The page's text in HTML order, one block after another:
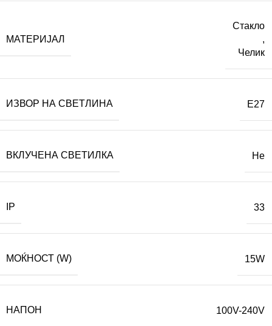
МАТЕРИЈАЛ
Стакло
,
Челик
ИЗВОР НА СВЕТЛИНА E27
ВКЛУЧЕНА СВЕТИЛКА Не
IP 33
МОЌНОСТ (W) 15W
НАПОН 100V-240V